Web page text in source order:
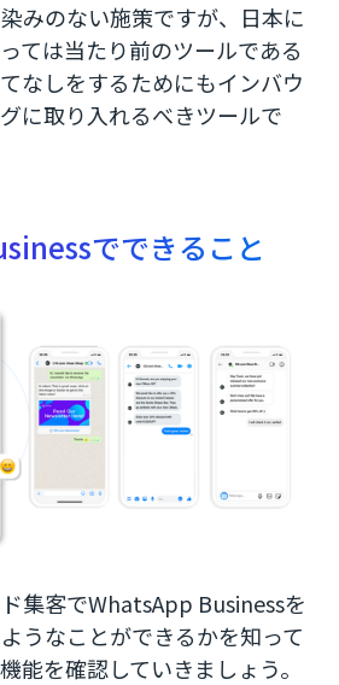
みのない施策ですが、日本に
ては当たり前のツールである
なしをするためにもインバウ
に取り入れるべきツールで
でできること
集客でWhatsApp Businessを
うなことができるかを知って
能を確認していきましょう。